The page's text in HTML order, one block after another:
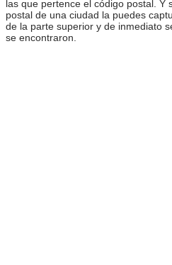
las que pertence el código postal. Y
postal de una ciudad la puedes
de la parte superior y de inmediato
se encontraron.